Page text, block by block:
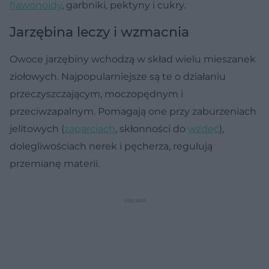
flawonoidy, garbniki, pektyny i cukry.
Jarzębina leczy i wzmacnia
Owoce jarzębiny wchodzą w skład wielu mieszanek
ziołowych. Najpopularniejsze są te o działaniu
przeczyszczającym, moczopędnym i
przeciwzapalnym. Pomagają one przy zaburzeniach
jelitowych (zaparciach, skłonności do wzdęć),
dolegliwościach nerek i pęcherza, regulują
przemianę materii.